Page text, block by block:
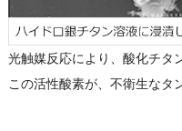
光触媒反応により、酸化チタ
この活性酸素が、不衛生なタ